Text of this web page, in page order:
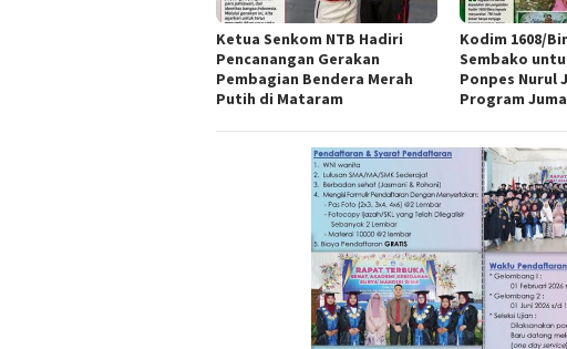
Ketua Senkom NTB Hadiri
Pencanangan Gerakan
Pembagian Bendera Merah
Putih di Mataram
Kodim 1608/
Sembako
Ponpes Nurul
Program